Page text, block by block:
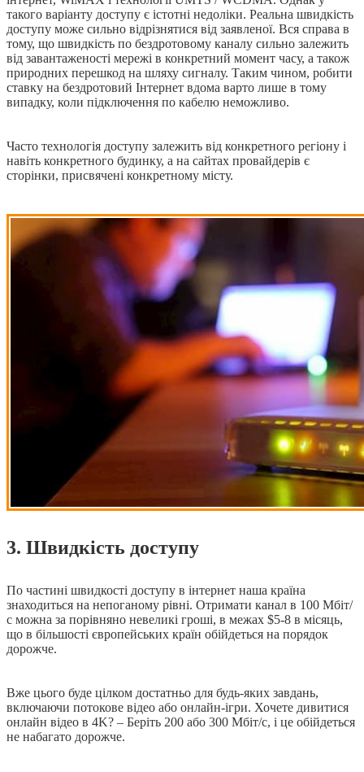
такого варіанту доступу є істотні недоліки. Реальна швидкість
доступу може сильно відрізнятися від заявленої. Вся справа в
тому, що швидкість по бездротовому каналу сильно залежить
від завантаженості мережі в конкретний момент часу, а також
природних перешкод на шляху сигналу. Таким чином, робити
ставку на бездротовий Інтернет вдома варто лише в тому
випадку, коли підключення по кабелю неможливо.
Часто технологія доступу залежить від конкретного регіону і
навіть конкретного будинку, а на сайтах провайдерів є
сторінки, присвячені конкретному місту.
3. Швидкість доступу
По частині швидкості доступу в інтернет наша країна
знаходиться на непоганому рівні. Отримати канал в 100 Мбіт/
с можна за порівняно невеликі гроші, в межах $5-8 в місяць,
що в більшості європейських країн обійдеться на порядок
дорожче.
Вже цього буде цілком достатньо для будь-яких завдань,
включаючи потокове відео або онлайн-ігри. Хочете дивитися
онлайн відео в 4K? – Беріть 200 або 300 Мбіт/с, і це обійдеться
не набагато дорожче.